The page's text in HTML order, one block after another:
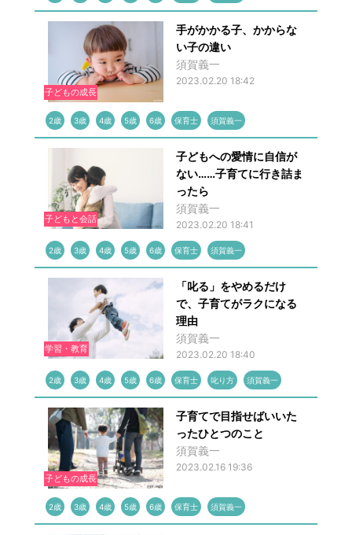
子どもの成長
手がかかる子、かからな
い子の違い
須賀義一
2023.02.20 18:42
2歳 3歳 4歳 5歳 6歳 保育士 須賀義一
子どもと会話
子どもへの愛情に自信が
ない……子育てに行き詰ま
ったら
須賀義一
2023.02.20 18:41
2歳 3歳 4歳 5歳 6歳 保育士 須賀義一
学習・教育
「叱る」をやめるだけ
で、子育てがラクになる
理由
須賀義一
2023.02.20 18:40
2歳 3歳 4歳 5歳 6歳 保育士 叱り方 須賀義一
子どもの成長
子育てで目指せばいいた
ったひとつのこと
須賀義一
2023.02.16 19:36
2歳 3歳 4歳 5歳 6歳 保育士 須賀義一